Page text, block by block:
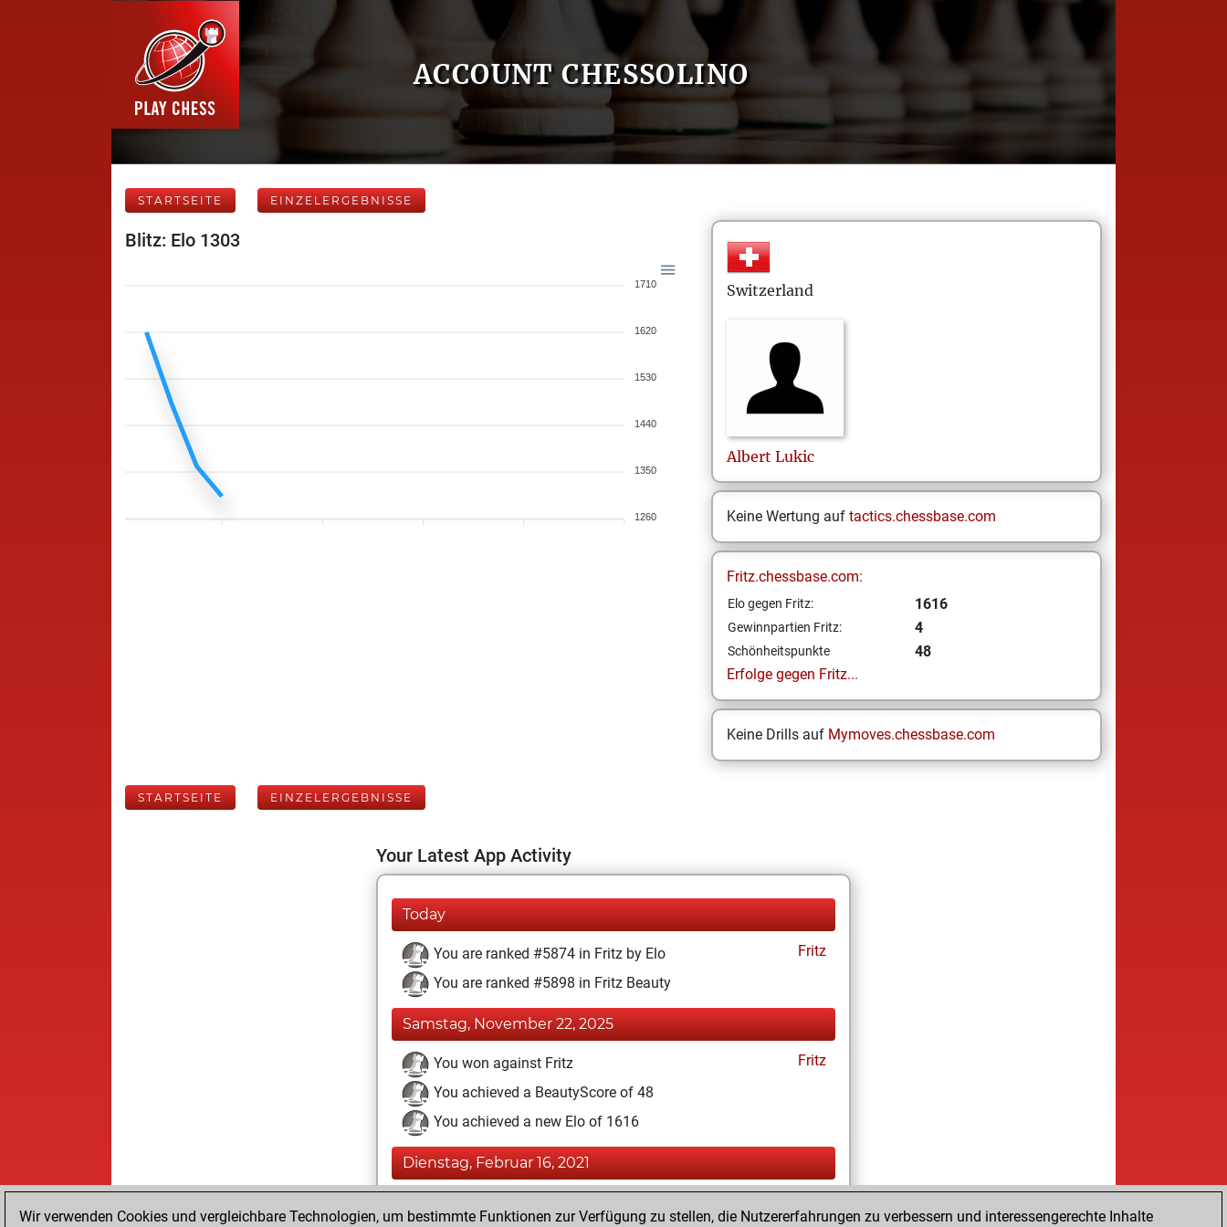
ACCOUNT CHESSOLINO
STARTSEITE EINZELERGEBNISSE
Blitz: Elo 1303
1710
1620
1530
1440
1350
1260
Switzerland
Albert Lukic
Keine Wertung auf tactics.chessbase.com
Fritz.chessbase.com:
Elo gegen Fritz: 1616
Gewinnpartien Fritz: 4
Schönheitspunkte
48
Erfolge gegen Fritz...
Keine Drills auf Mymoves.chessbase.com
STARTSEITE EINZELERGEBNISSE
Your Latest App Activity
Today
You are ranked #5874 in Fritz by Elo
Fritz
You are ranked #5898 in Fritz Beauty
Samstag, November 22, 2025
You won against Fritz
Fritz
You achieved a BeautyScore of 48
You achieved a new Elo of 1616
Dienstag, Februar 16, 2021
Wir verwenden Cookies und vergleichbare Technologien, um bestimmte Funktionen zur Verfügung zu stellen, die Nutzererfahrungen zu verbessern und interessengerechte Inhalte